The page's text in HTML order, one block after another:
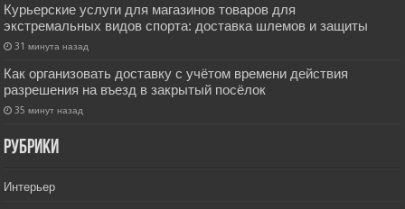
Курьерские услуги для магазинов товаров для
экстремальных видов спорта: доставка шлемов и защиты
31 минута назад
Как организовать доставку с учётом времени действия
разрешения на въезд в закрытый посёлок
35 минут назад
РУбрики
Интерьер